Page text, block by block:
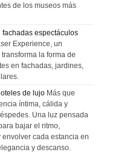
de los museos más
espectáculos
Experience, un
la forma de
en fachadas, jardines,
de lujo Más que
íntima, cálida y
Una luz pensada
bajar el ritmo,
cada estancia en
y descanso.